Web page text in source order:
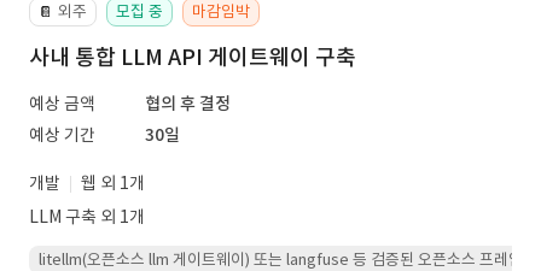
📔 외주 모집 중 마감임박
사내 통합 LLM API 게이트웨이 구축
예상 금액
협의 후 결정
예상 기간
30일
개발
웹 외 1개
LLM 구축 외 1개
litellm(오픈소스 llm 게이트웨이) 또는 langfuse 등 검증된 오픈소스 프레임워